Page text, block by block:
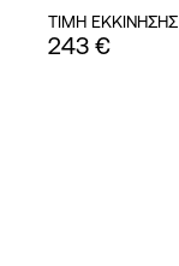
ΤΙΜΗ ΕΚΚΙΝΗΣΗΣ
243 €